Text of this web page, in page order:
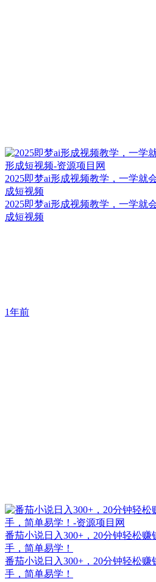
2025即梦ai形成视频教学，一学就
成短视频
2025即梦ai形成视频教学，一学就
成短视频
1年前
番茄小说日入300+，20分钟轻松
手，简单易学！
番茄小说日入300+，20分钟轻松
手，简单易学！